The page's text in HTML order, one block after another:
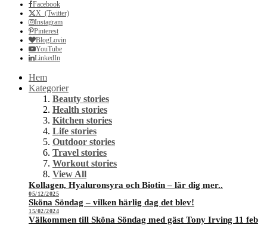
Facebook
X (Twitter)
Instagram
Pinterest
BlogLovin
YouTube
LinkedIn
Hem
Kategorier
Beauty stories
Health stories
Kitchen stories
Life stories
Outdoor stories
Travel stories
Workout stories
View All
Kollagen, Hyaluronsyra och Biotin – lär dig mer..
05/12/2025
Sköna Söndag – vilken härlig dag det blev!
15/02/2024
Välkommen till Sköna Söndag med gäst Tony Irving 11 feb